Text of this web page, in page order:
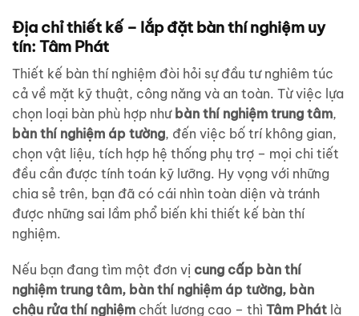
Địa chỉ thiết kế – lắp đặt bàn thí nghiệm uy
tín: Tâm Phát
Thiết kế bàn thí nghiệm đòi hỏi sự đầu tư nghiêm túc
cả về mặt kỹ thuật, công năng và an toàn. Từ việc lựa
chọn loại bàn phù hợp như bàn thí nghiệm trung tâm,
bàn thí nghiệm áp tường, đến việc bố trí không gian,
chọn vật liệu, tích hợp hệ thống phụ trợ – mọi chi tiết
đều cần được tính toán kỹ lưỡng. Hy vọng với những
chia sẻ trên, bạn đã có cái nhìn toàn diện và tránh
được những sai lầm phổ biến khi thiết kế bàn thí
nghiệm.
Nếu bạn đang tìm một đơn vị cung cấp bàn thí
nghiệm trung tâm, bàn thí nghiệm áp tường, bàn
chậu rửa thí nghiệm chất lượng cao – thì Tâm Phát là